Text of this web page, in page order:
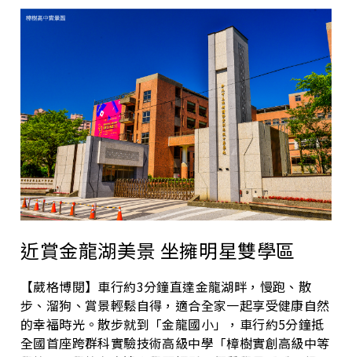
近賞金龍湖美景 坐擁明星雙學區
【葳格博閱】車行約3分鐘直達金龍湖畔，慢跑、散
步、溜狗、賞景輕鬆自得，適合全家一起享受健康自然
的幸福時光。散步就到「金龍國小」，車行約5分鐘抵
全國首座跨群科實驗技術高級中學「樟樹實創高級中等